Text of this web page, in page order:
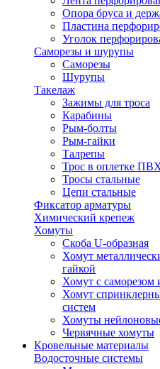
Опора бруса и
Пластина
Уголок
Саморезы и шурупы
Саморезы
Шурупы
Такелаж
Зажимы для троса
Карабины
Рым-болты
Рым-гайки
Талрепы
Трос в оплетке
Тросы стальные
Цепи стальные
Фиксатор арматуры
Химический крепеж
Хомуты
Скоба U-образная
Хомут
гайкой
Хомут с саморезом
Хомут
систем
Хомуты
Червячные хомуты
Кровельные материалы
Водосточные системы